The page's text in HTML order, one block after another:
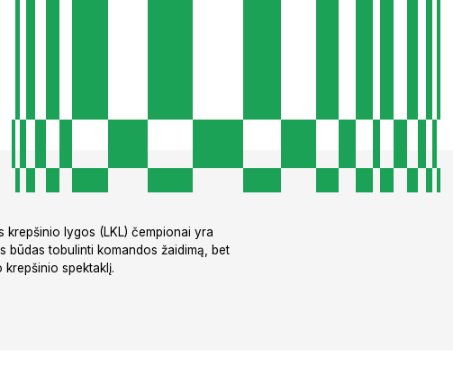
krepšinio lygos (LKL) čempionai yra
būdas tobulinti komandos žaidimą, bet
krepšinio spektaklį.